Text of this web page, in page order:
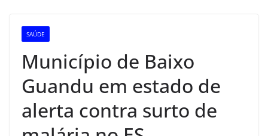
SAÚDE
Município de Baixo
Guandu em estado de
alerta contra surto de